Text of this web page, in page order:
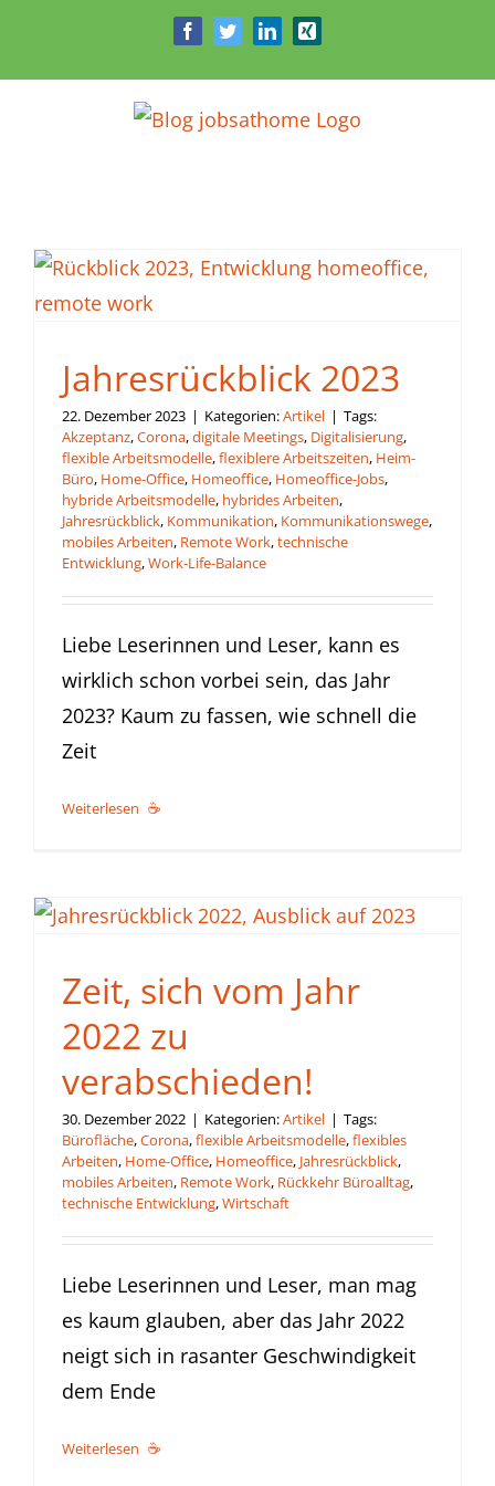
springen
FacebookTwitterLinkedInXing
Jahresrückblick 2023
22. Dezember 2023 | Kategorien:Artikel | Tags:
Akzeptanz,Corona,digitale Meetings, Digitalisierung,
flexible Arbeitsmodelle,flexiblere Arbeitszeiten, Heim-
Büro, Home-Office, Homeoffice, Homeoffice-Jobs,
hybride Arbeitsmodelle, hybrides Arbeiten,
Jahresrückblick, Kommunikation, Kommunikationswege,
mobiles Arbeiten, Remote Work,technische
Entwicklung,Work-Life-Balance
Liebe Leserinnen und Leser, kann es
wirklich schon vorbei sein, das Jahr
2023? Kaum zu fassen, wie schnell die
Zeit
Weiterlesen
Zeit, sich vom Jahr
2022 zu
verabschieden!
30. Dezember 2022 | Kategorien:Artikel | Tags:
Bürofläche,Corona,flexible Arbeitsmodelle,flexibles
Arbeiten, Home-Office, Homeoffice, Jahresrückblick,
mobiles Arbeiten, Remote Work, Rückkehr Büroalltag,
technische Entwicklung,Wirtschaft
Liebe Leserinnen und Leser, man mag
es kaum glauben, aber das Jahr 2022
neigt sich in rasanter Geschwindigkeit
dem Ende
Weiterlesen